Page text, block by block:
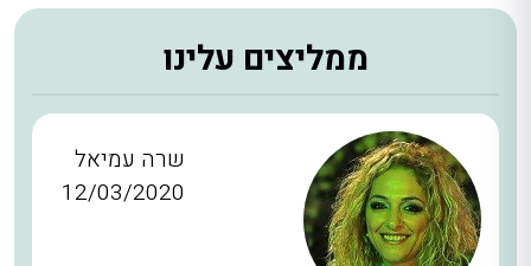
ממליצים עלינו
שרה עמיאל
12/03/2020